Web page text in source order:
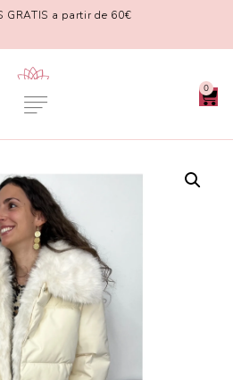
GRATIS a partir de 60€
0